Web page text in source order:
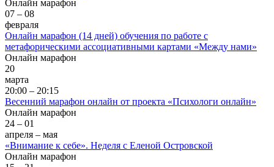
Онлайн марафон
07 – 08
февраля
Онлайн марафон (14 дней) обучения по работе с
метафорическими ассоциативными картами «Между нами»
Онлайн марафон
20
марта
20:00 – 20:15
Весенний марафон онлайн от проекта «Психологи онлайн»
Онлайн марафон
24 – 01
апреля – мая
«Внимание к себе». Неделя с Еленой Островской
Онлайн марафон